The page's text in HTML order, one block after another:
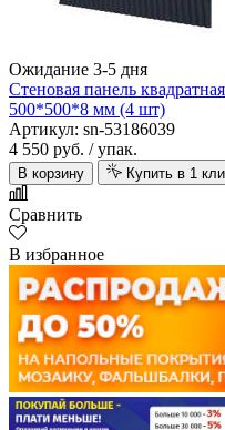
Ожидание 3-5 дня
Стеновая панель
500*500*8 мм (4 шт)
Артикул: sn-53186039
4 550 руб. / упак.
В корзину Купить в 1
Сравнить
В избранное